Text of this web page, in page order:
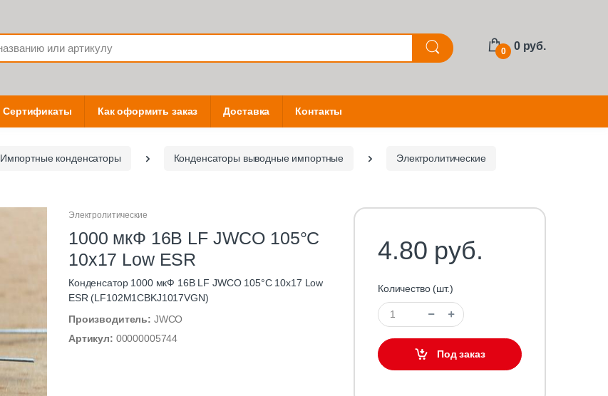
0 0 руб.
Сертификаты Как оформить заказ Доставка Контакты
Импортные конденсаторы Конденсаторы выводные импортные
Электролитические
Электролитические
1000 мкФ 16В LF JWCO 105°C
10х17 Low ESR
Конденсатор 1000 мкФ 16В LF JWCO 105°C 10х17 Low
ESR (LF102M1CBKJ1017VGN)
Производитель: JWCO
Артикул: 00000005744
4.80 руб.
Количество (шт.)
Под заказ